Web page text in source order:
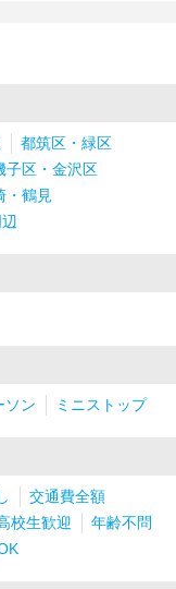
都筑区・緑区
子区・金沢区
・鶴見
ソン ミニストップ
交通費全額
校生歓迎
年齢不問